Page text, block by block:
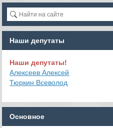
Наши депутаты
Наши депутаты!
Алексеев Алексей
Тюркин Всеволод
Основное